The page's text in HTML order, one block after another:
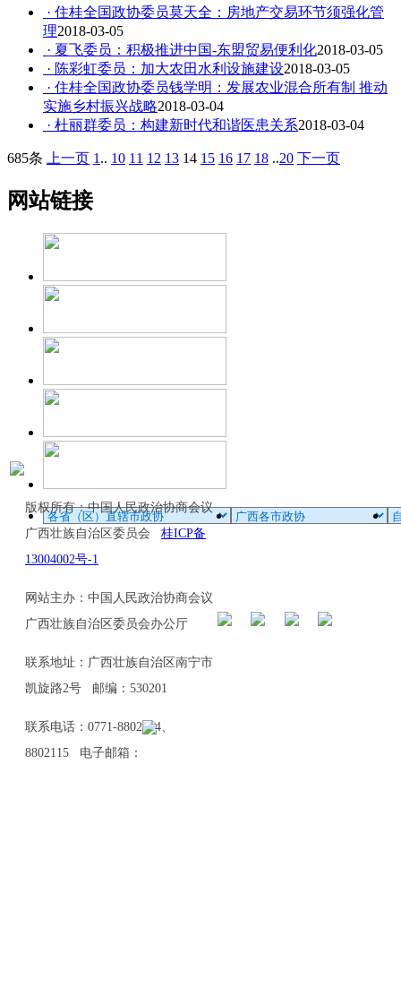
· 住桂全国政协委员莫天全：房地产交易环节须强化管
理2018-03-05
· 夏飞委员：积极推进中国-东盟贸易便利化2018-03-05
· 陈彩虹委员：加大农田水利设施建设2018-03-05
· 住桂全国政协委员钱学明：发展农业混合所有制 推动
实施乡村振兴战略2018-03-04
· 杜丽群委员：构建新时代和谐医患关系2018-03-04
685条 上一页 1 .. 10 11 12 13 14 15 16 17 18 ..20 下一页
网站链接
版权所有：中国人民政治协商会议
广西壮族自治区委员会 桂ICP备
13004002号-1
网站主办：中国人民政治协商会议
广西壮族自治区委员会办公厅
联系地址：广西壮族自治区南宁市
凯旋路2号 邮编：530201
联系电话：0771-8802114、
8802115 电子邮箱：